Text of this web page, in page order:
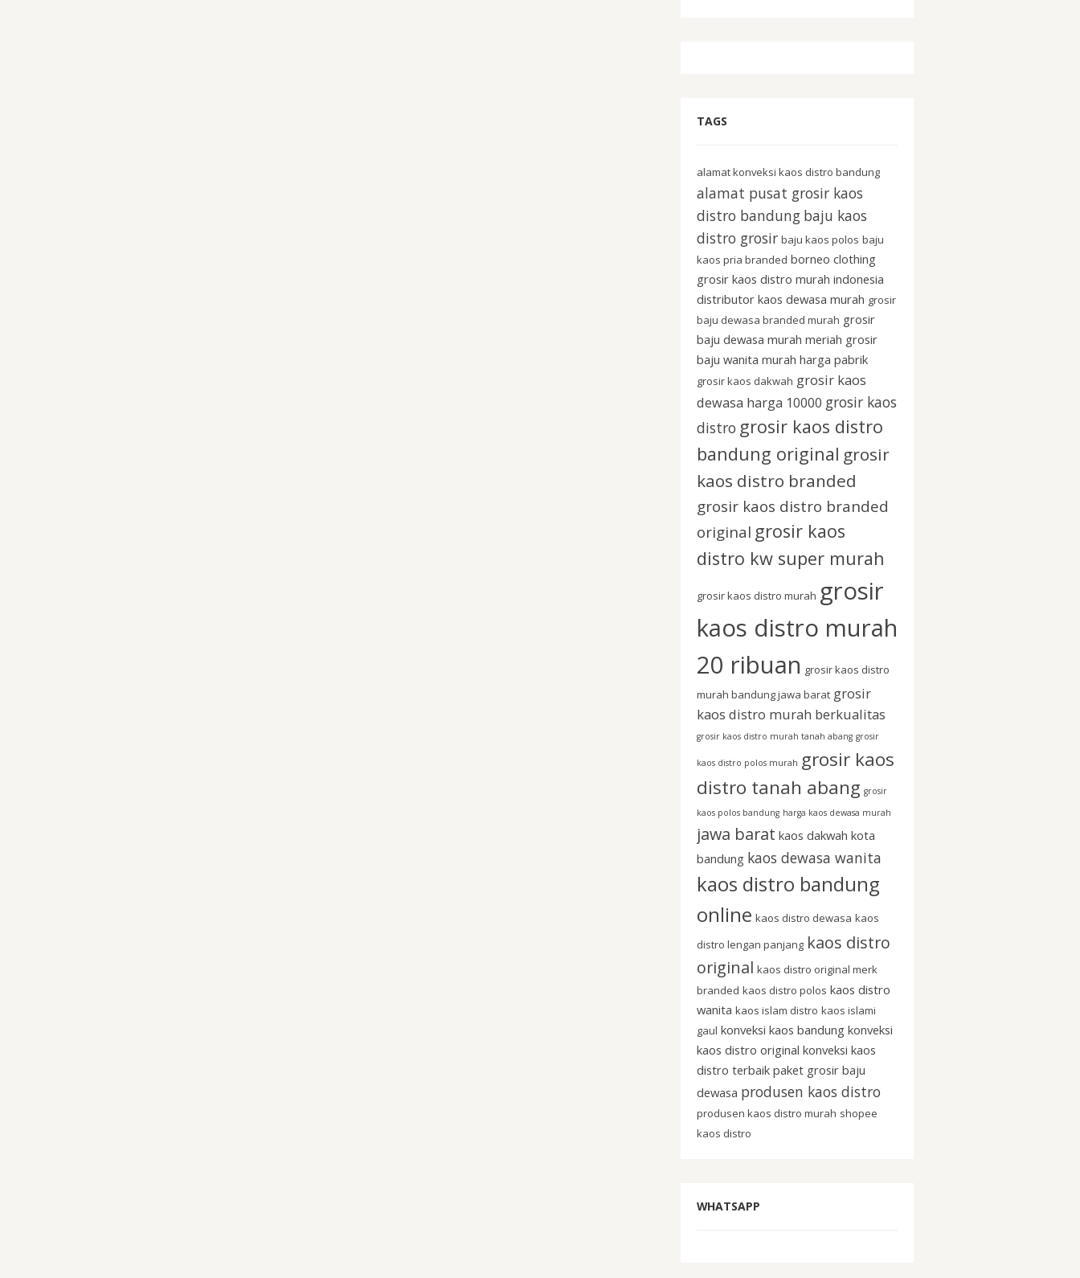
TAGS
alamat konveksi kaos distro bandung
alamat pusat grosir kaos
distro bandung baju kaos
distro grosir baju kaos polos baju
kaos pria branded borneo clothing
grosir kaos distro murah indonesia
distributor kaos dewasa murah grosir
baju dewasa branded murah grosir
baju dewasa murah meriah grosir
baju wanita murah harga pabrik
grosir kaos dakwah grosir kaos
dewasa harga 10000 grosir kaos
distro grosir kaos distro
bandung original grosir
kaos distro branded
grosir kaos distro branded
original grosir kaos
distro kw super murah
grosir kaos distro murah grosir
kaos distro murah
20 ribuan grosir kaos distro
murah bandung jawa barat grosir
kaos distro murah berkualitas
grosir kaos distro murah tanah abang grosir
kaos distro polos murah grosir kaos
distro tanah abang grosir
kaos polos bandung harga kaos dewasa murah
jawa barat kaos dakwah kota
bandung kaos dewasa wanita
kaos distro bandung
online kaos distro dewasa kaos
distro lengan panjang kaos distro
original kaos distro original merk
branded kaos distro polos kaos distro
wanita kaos islam distro kaos islami
gaul konveksi kaos bandung konveksi
kaos distro original konveksi kaos
distro terbaik paket grosir baju
dewasa produsen kaos distro
produsen kaos distro murah shopee
kaos distro
WHATSAPP